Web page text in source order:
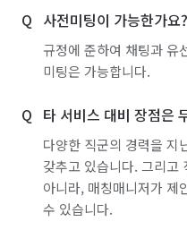
사전미팅이 가능한가요?
규정에 준하여 채팅과 유
미팅은 가능합니다.
타 서비스 대비 장점은
다양한 직군의 경력을 지
갖추고 있습니다. 그리고
아니라, 매칭매니저가 제
수 있습니다.